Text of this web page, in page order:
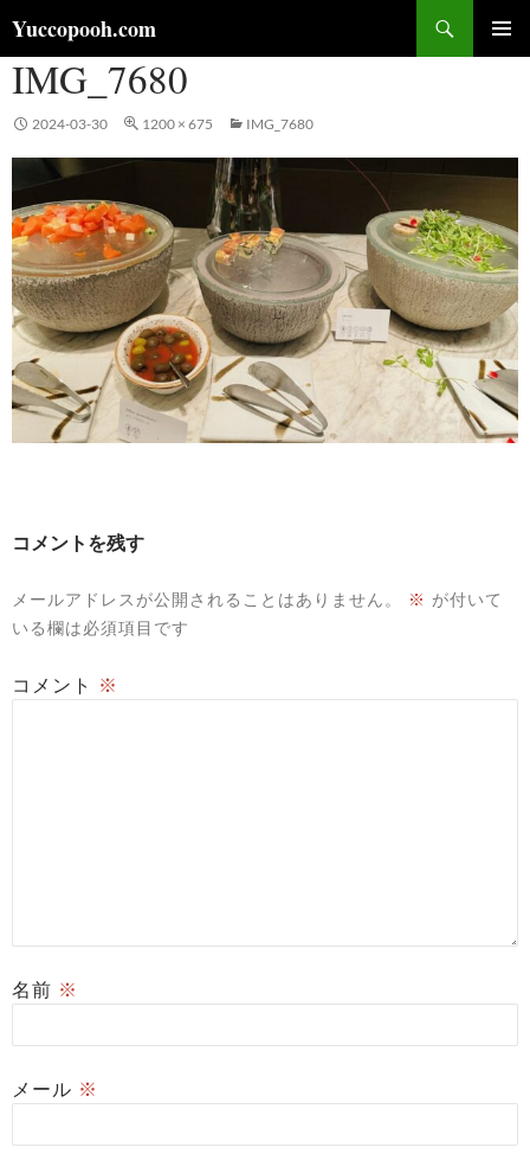
ン
テ
ン
ツ
へ
キ
ッ
プ
Yuccopooh.com
索
IMG_7680
2024-03-30 1200 × 675 IMG_7680
コメントを残す
メールアドレスが公開されることはありません。 ※ が付いて
いる欄は必須項目です
コメント ※
名前 ※
メール ※